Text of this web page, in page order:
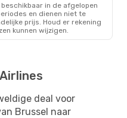
in de afgelopen
en dienen niet te
prijs. Houd er rekening
kunnen wijzigen.
deal voor
Brussel naar